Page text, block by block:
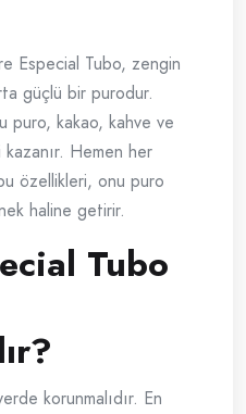
Especial Tubo, zengin
güçlü bir purodur.
puro, kakao, kahve ve
Hemen her
özellikleri, onu puro
haline getirir.
Tubo
korunmalıdır. En